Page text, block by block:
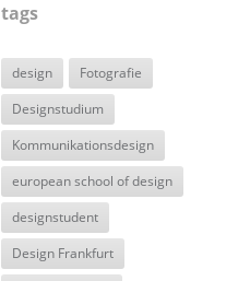
tags
design
Fotografie
Designstudium
Kommunikationsdesign
european school of design
designstudent
Design Frankfurt